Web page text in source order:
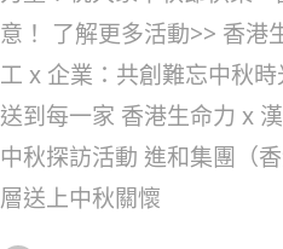
意！ 了解更多活動>> 香港
工 x 企業：共創難忘中秋
送到每一家 香港生命力 x
中秋探訪活動 進和集團（
層送上中秋關懷